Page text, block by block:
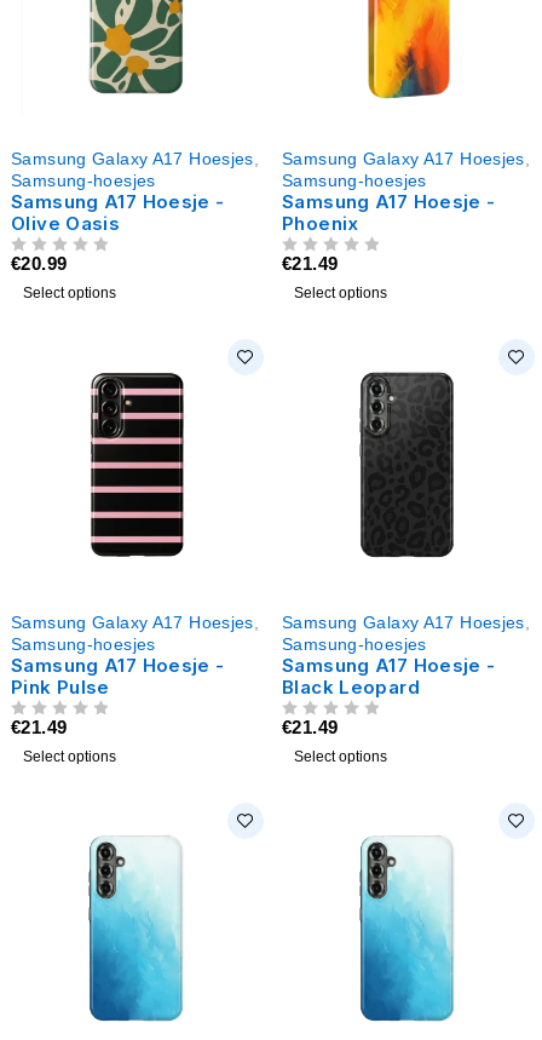
Samsung Galaxy A17 Hoesjes
Samsung-hoesjes
Samsung A17 Hoesje -
Olive Oasis
€20.99
Select options
Samsung Galaxy A17 Hoesjes
Samsung-hoesjes
Samsung A17 Hoesje -
Phoenix
€21.49
Select options
Samsung Galaxy A17 Hoesjes
Samsung-hoesjes
Samsung A17 Hoesje -
Pink Pulse
€21.49
Select options
Samsung Galaxy A17 Hoesjes
Samsung-hoesjes
Samsung A17 Hoesje -
Black Leopard
€21.49
Select options